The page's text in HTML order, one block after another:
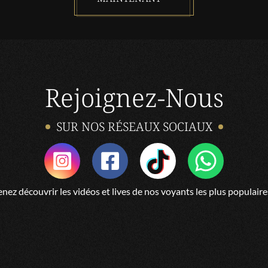
Rejoignez-Nous
SUR NOS RÉSEAUX SOCIAUX
découvrir les vidéos et lives de nos voyants les plus